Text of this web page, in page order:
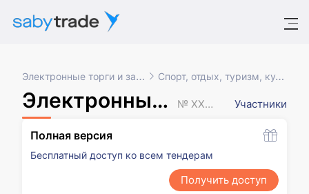
Электронные торги и закупки Спорт, отдых, туризм, культура
Электронный аукцион № XXXXXXX Участники
Полная версия
Бесплатный доступ ко всем тендерам
Получить доступ